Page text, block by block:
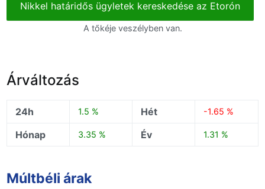
Nikkel határidős ügyletek kereskedése az Etorón
A tőkéje veszélyben van.
Árváltozás
24h 1.5 % Hét -1.65 %
Hónap 3.35 % Év 1.31 %
Múltbéli árak